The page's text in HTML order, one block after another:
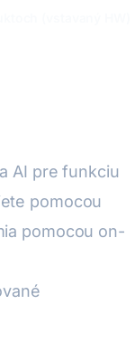
AI pre funkciu
pomocou
pomocou on-